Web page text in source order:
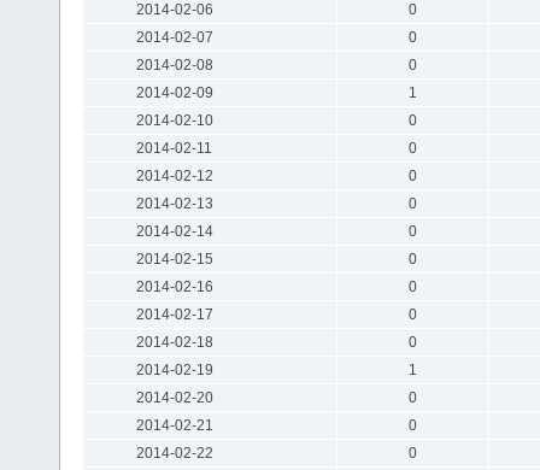
2014-02-06
0
2014-02-07
0
2014-02-08
0
2014-02-09
1
2014-02-10
0
2014-02-11
0
2014-02-12
0
2014-02-13
0
2014-02-14
0
2014-02-15
0
2014-02-16
0
2014-02-17
0
2014-02-18
0
2014-02-19
1
2014-02-20
0
2014-02-21
0
2014-02-22
0